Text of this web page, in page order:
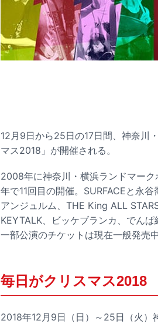
12月9日から25日の17日間、神奈川
マス2018」が開催される。
2008年に神奈川・横浜ランドマー
年で11回目の開催。SURFACEと永
アンジュルム、THE King ALL
KEYTALK、ビッケブランカ、でん
一部公演のチケットは現在一般発売中
毎日がクリスマス2018
2018年12月9日（日）～25日（火）